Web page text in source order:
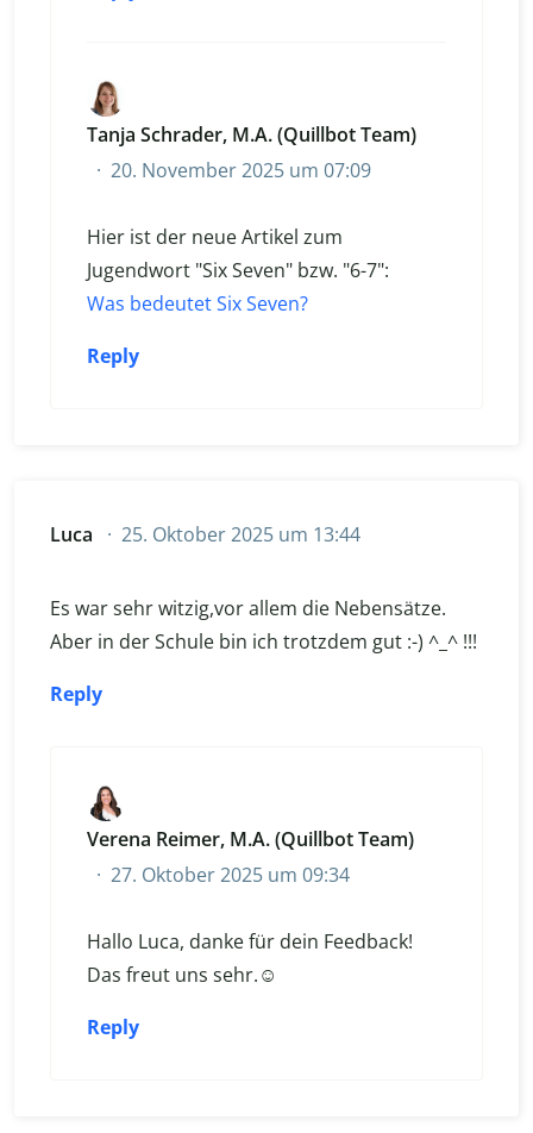
Tanja Schrader, M.A. (Quillbot Team)
20. November 2025 um 07:09
Hier ist der neue Artikel zum
Jugendwort "Six Seven" bzw. "6-7":
Was bedeutet Six Seven?
Reply
Luca 25. Oktober 2025 um 13:44
Es war sehr witzig,vor allem die Nebensätze.
Aber in der Schule bin ich trotzdem gut :⁠-⁠) ^⁠_⁠^ !!!
Reply
Verena Reimer, M.A. (Quillbot Team)
27. Oktober 2025 um 09:34
Hallo Luca, danke für dein Feedback!
Das freut uns sehr.☺️
Reply